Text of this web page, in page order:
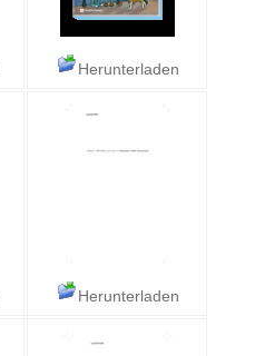
Herunterladen
Herunterladen